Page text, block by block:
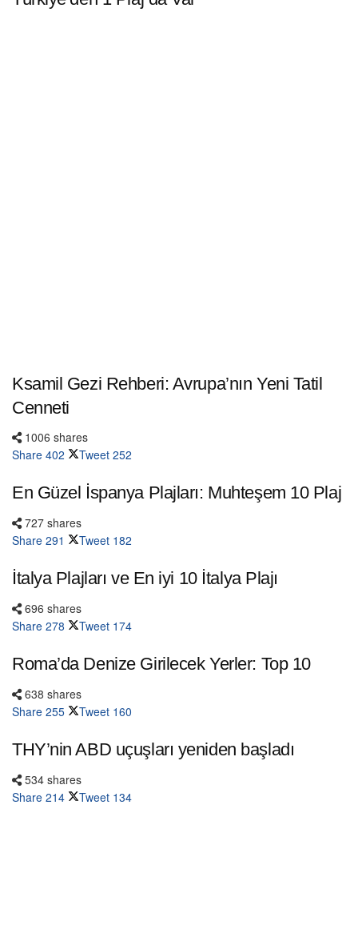
Ksamil Gezi Rehberi: Avrupa’nın Yeni Tatil
Cenneti
1006 shares
Share 402 Tweet 252
En Güzel İspanya Plajları: Muhteşem 10 Plaj
727 shares
Share 291 Tweet 182
İtalya Plajları ve En iyi 10 İtalya Plajı
696 shares
Share 278 Tweet 174
Roma’da Denize Girilecek Yerler: Top 10
638 shares
Share 255 Tweet 160
THY’nin ABD uçuşları yeniden başladı
534 shares
Share 214 Tweet 134